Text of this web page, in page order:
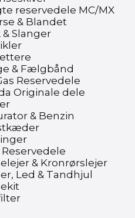
reservedele MC/MX
& Blandet
Slanger
& Fælgbånd
Reservedele
Originale dele
& Benzin
Reservedele
& Kronrørslejer
Led & Tandhjul